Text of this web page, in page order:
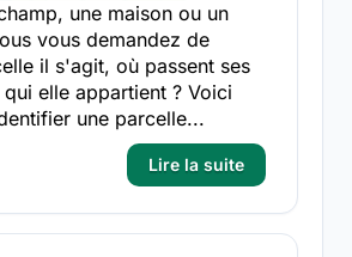
une maison ou un
vous demandez de
il s'agit, où passent ses
elle appartient ? Voici
une parcelle...
Lire la suite